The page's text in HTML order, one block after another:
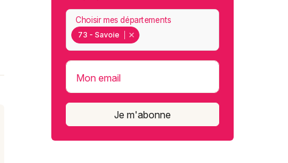
73 - Savoie
Choisir mes départements
Mon email
Je m'abonne